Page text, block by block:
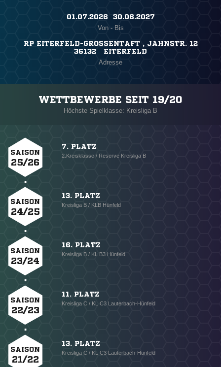
01.07.2026 ​ 30.06.2027
Von - Bis
RP EITERFELD-GROSSENTAFT , JAHNSTR. 12
36132 EITERFELD
Adresse
WETTBEWERBE SEIT 19/20
Höchste Spielklasse: Kreisliga B
SAISON
25/26
7. PLATZ
2.Kreisklasse / Reserve Kreisliga B
SAISON
24/25
13. PLATZ
Kreisliga B / KLB Hünfeld
SAISON
23/24
16. PLATZ
Kreisliga B / KL B3 Hünfeld
SAISON
22/23
11. PLATZ
Kreisliga C / KL C3 Lauterbach-Hünfeld
SAISON
21/22
13. PLATZ
Kreisliga C / KL C3 Lauterbach-Hünfeld